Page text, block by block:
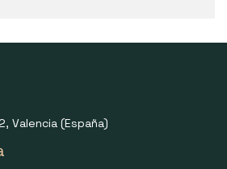
Valencia (España)